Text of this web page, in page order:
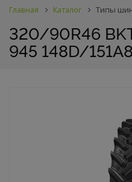
Главная Каталог Типы
320/90R46
945 148D/